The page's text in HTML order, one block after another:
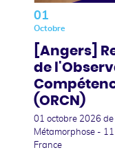
01
Octobre
[Angers]
de
(ORCN)
01 octobre 2026
Métamorphose -
France